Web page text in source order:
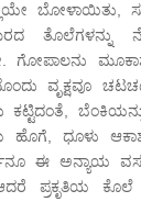
ಬೋಳಾಯಿತು,
ತೊಲೆಗಳನ್ನು
ಗೋಪಾಲನು
ವೃಕ್ಷವೂ
ಕಟ್ಟಿದಂತೆ,
ಹೊಗೆ, ಧೂಳು
ಈ ಅನ್ಯಾಯ
ಆದರೆ ಪ್ರಕೃತಿಯ